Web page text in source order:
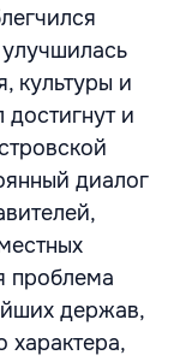
культуры и
и
диалог
проблема
держав,
характера,